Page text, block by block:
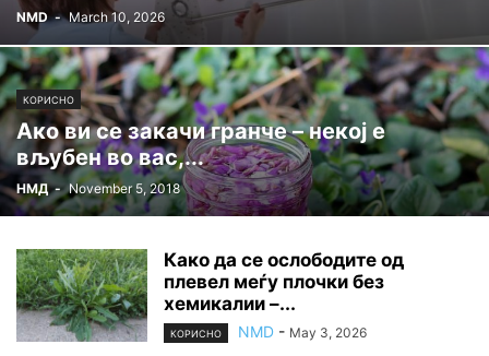
NMD - March 10, 2026
КОРИСНО
Ако ви се закачи гранче – некој е
вљубен во вас,...
НМД - November 5, 2018
Како да се ослободите од
плевел меѓу плочки без
хемикалии –...
КОРИСНО NMD - May 3, 2026